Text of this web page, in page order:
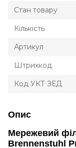
Стан товару
Кількість
Артикул
Штрихкод
Код УКТ ЗЕД
Опис
Мережевий
Brennenstuhl